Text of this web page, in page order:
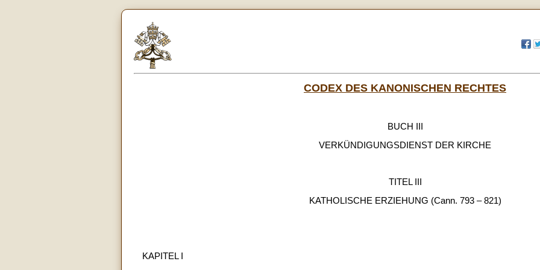
CODEX DES KANONISCHEN RECHTES
BUCH III
VERKÜNDIGUNGSDIENST DER KIRCHE
TITEL III
KATHOLISCHE ERZIEHUNG (Cann. 793 – 821)
KAPITEL I